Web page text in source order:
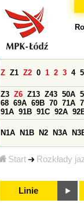
Start Rozkłady
Z Z1 Z2 0 1 2 3 4 5
Z3 Z6 Z13 Z43 50A
68 69A 69B 70 71A
91A 91B 91C 92A
N1A N1B N2 N3A
Linie